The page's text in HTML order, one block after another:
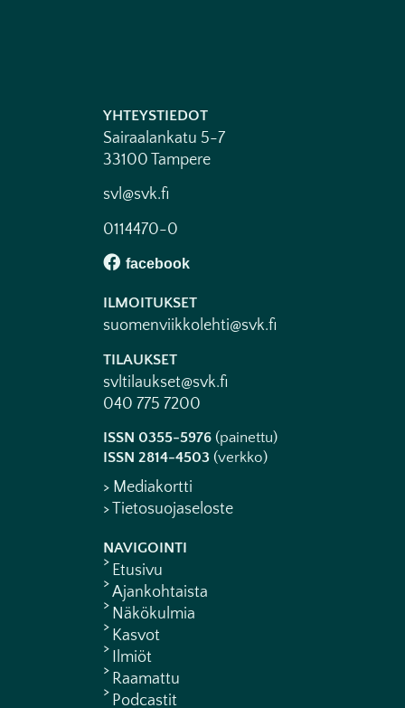
YHTEYSTIEDOT
Sairaalankatu 5-7
33100 Tampere
svl@svk.fi
0114470-0
ILMOITUKSET
suomenviikkolehti@svk.fi
TILAUKSET
svltilaukset@svk.fi
040 775 7200
ISSN 0355-5976 (painettu)
ISSN 2814-4503 (verkko)
> Mediakortti
> Tietosuojaseloste
NAVIGOINTI
Etusivu
Ajankohtaista
Näkökulmia
Kasvot
Ilmiöt
Raamattu
Podcastit